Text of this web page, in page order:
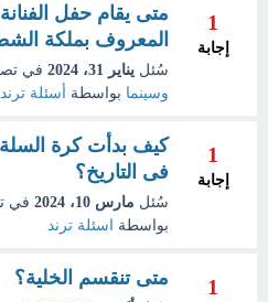
1
إجابة
متى يقام حفل
المعروف بملكة
سُئل يناير 31، 2024 في
وسينما بواسطة أسئلة ترند
1
إجابة
كيف بدأت كرة
فى التاريخ؟
سُئل مارس 10، 2024 في
بواسطة اسئلة ترند
1 متى تنقسم الخلية؟